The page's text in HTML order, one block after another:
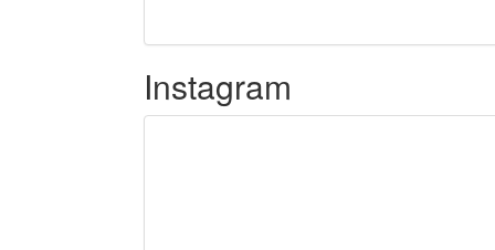
Instagram